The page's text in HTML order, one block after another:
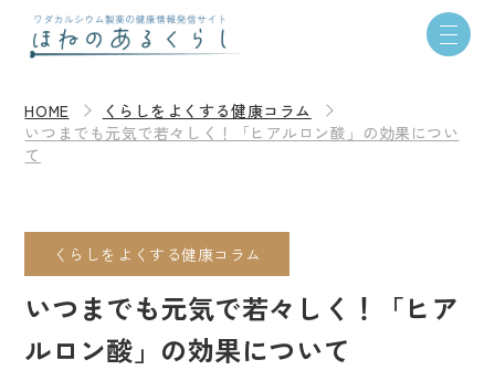
HOME
くらしをよくする健康コラム
いつまでも元気で若々しく！「ヒアルロン酸」の効果につい
て
くらしをよくする健康コラム
いつまでも元気で若々しく！「ヒア
ルロン酸」の効果について